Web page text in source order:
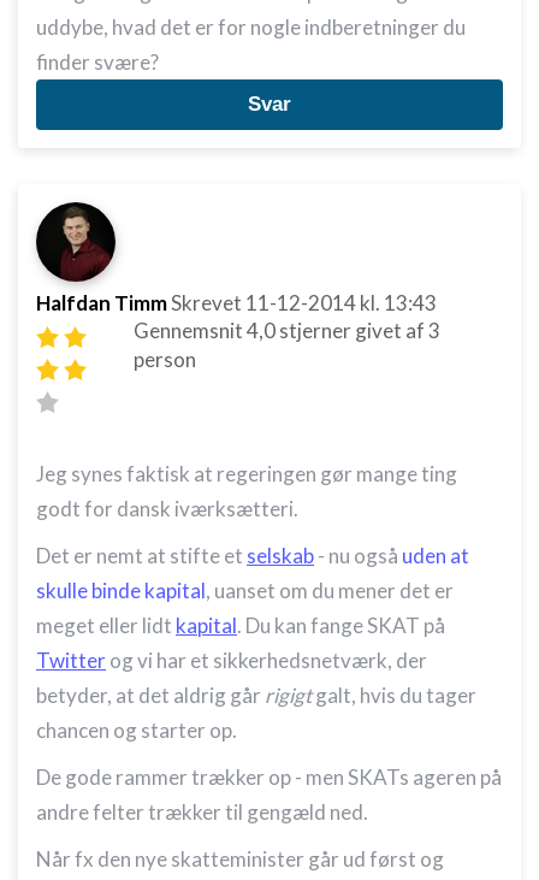
uddybe, hvad det er for nogle indberetninger du
finder svære?
Svar
Halfdan TimmSkrevet 11-12-2014kl. 13:43
Gennemsnit4,0stjerner givet af3
person
Jeg synes faktisk at regeringen gør mange ting
godt for dansk iværksætteri.
Det er nemt at stifte et selskab- nu også uden at
skulle binde kapital, uanset om du mener det er
meget eller lidt kapital. Du kan fange SKAT på
Twitterog vi har et sikkerhedsnetværk, der
betyder, at det aldrig går rigigtgalt, hvis du tager
chancen og starter op.
De gode rammer trækker op - men SKATs ageren på
andre felter trækker til gengæld ned.
Når fx den nye skatteminister går ud først og